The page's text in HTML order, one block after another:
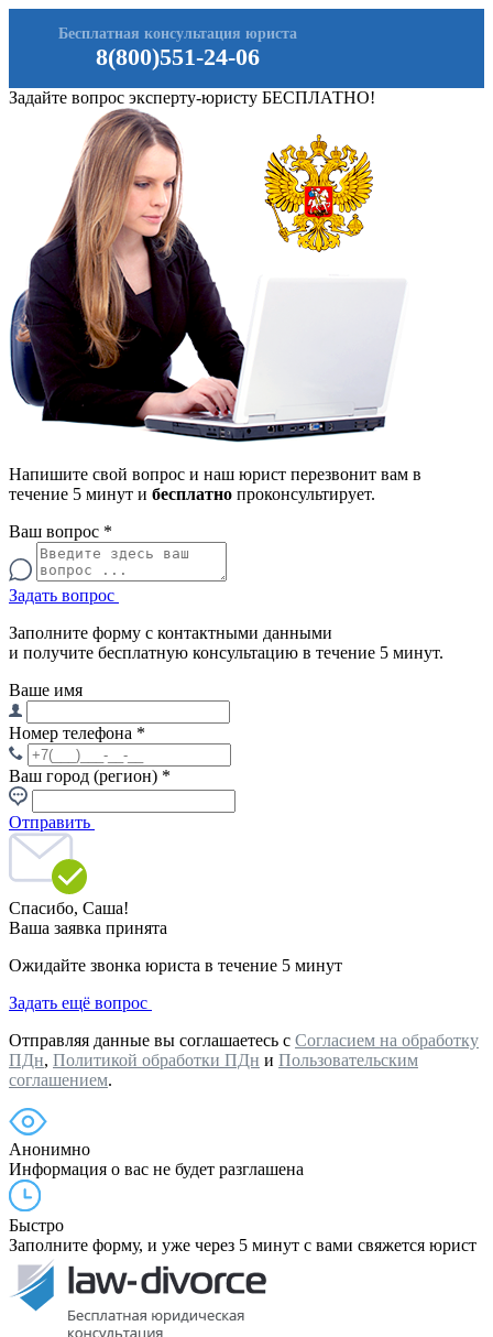
8(800)551-24-06
Бесплатная консультация юриста
Задайте вопрос эксперту-юристу БЕСПЛАТНО!
Напишите свой вопрос и наш юрист перезвонит вам в
течение 5 минут и бесплатно проконсультирует.
Ваш вопрос *
Задать вопрос
Заполните форму с контактными данными
и получите бесплатную консультацию в течение 5 минут.
Ваше имя
Номер телефона *
Ваш город (регион) *
Отправить
Спасибо, Саша!
Ваша заявка принята
Ожидайте звонка юриста в течение 5 минут
Задать ещё вопрос
Отправляя данные вы соглашаетесь с Согласием на обработку
ПДн, Политикой обработки ПДн и Пользовательским
соглашением.
Анонимно
Информация о вас не будет разглашена
Быстро
Заполните форму, и уже через 5 минут с вами свяжется юрист